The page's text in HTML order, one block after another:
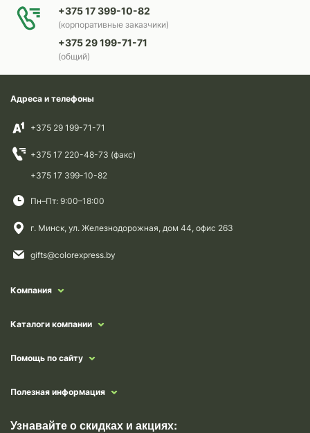
+375 17 399-10-82
(корпоративные заказчики)
+375 29 199-71-71
(общий)
Адреса и телефоны
+375 29 199-71-71
+375 17 220-48-73 (факс)
+375 17 399-10-82
Пн–Пт: 9:00–18:00
г. Минск, ул. Железнодорожная, дом 44, офис 263
gifts@colorexpress.by
Компания
Каталоги компании
Помощь по сайту
Полезная информация
Узнавайте о скидках и акциях: